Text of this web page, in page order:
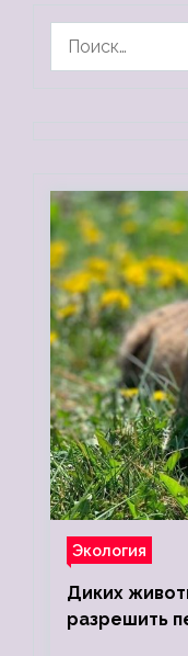
Экология
Диких
разрешить